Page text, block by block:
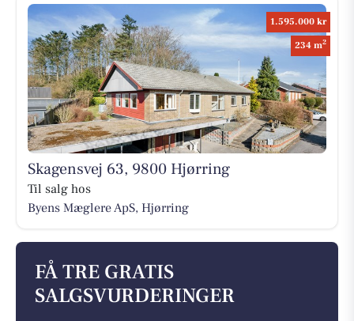
1.595.000 kr
234 m2
Skagensvej 63, 9800 Hjørring
Til salg hos
Byens Mæglere ApS, Hjørring
FÅ TRE GRATIS
SALGSVURDERINGER